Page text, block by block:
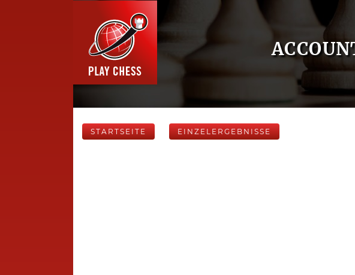
STARTSEITE EINZELERGEBNISSE